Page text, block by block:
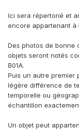
Ici sera répertorié et
encore appartenant à
Des photos de bonne
objets seront notés
B01A.
Puis un autre premier
légère différence de
temporelle ou
échantillon
Un objet peut